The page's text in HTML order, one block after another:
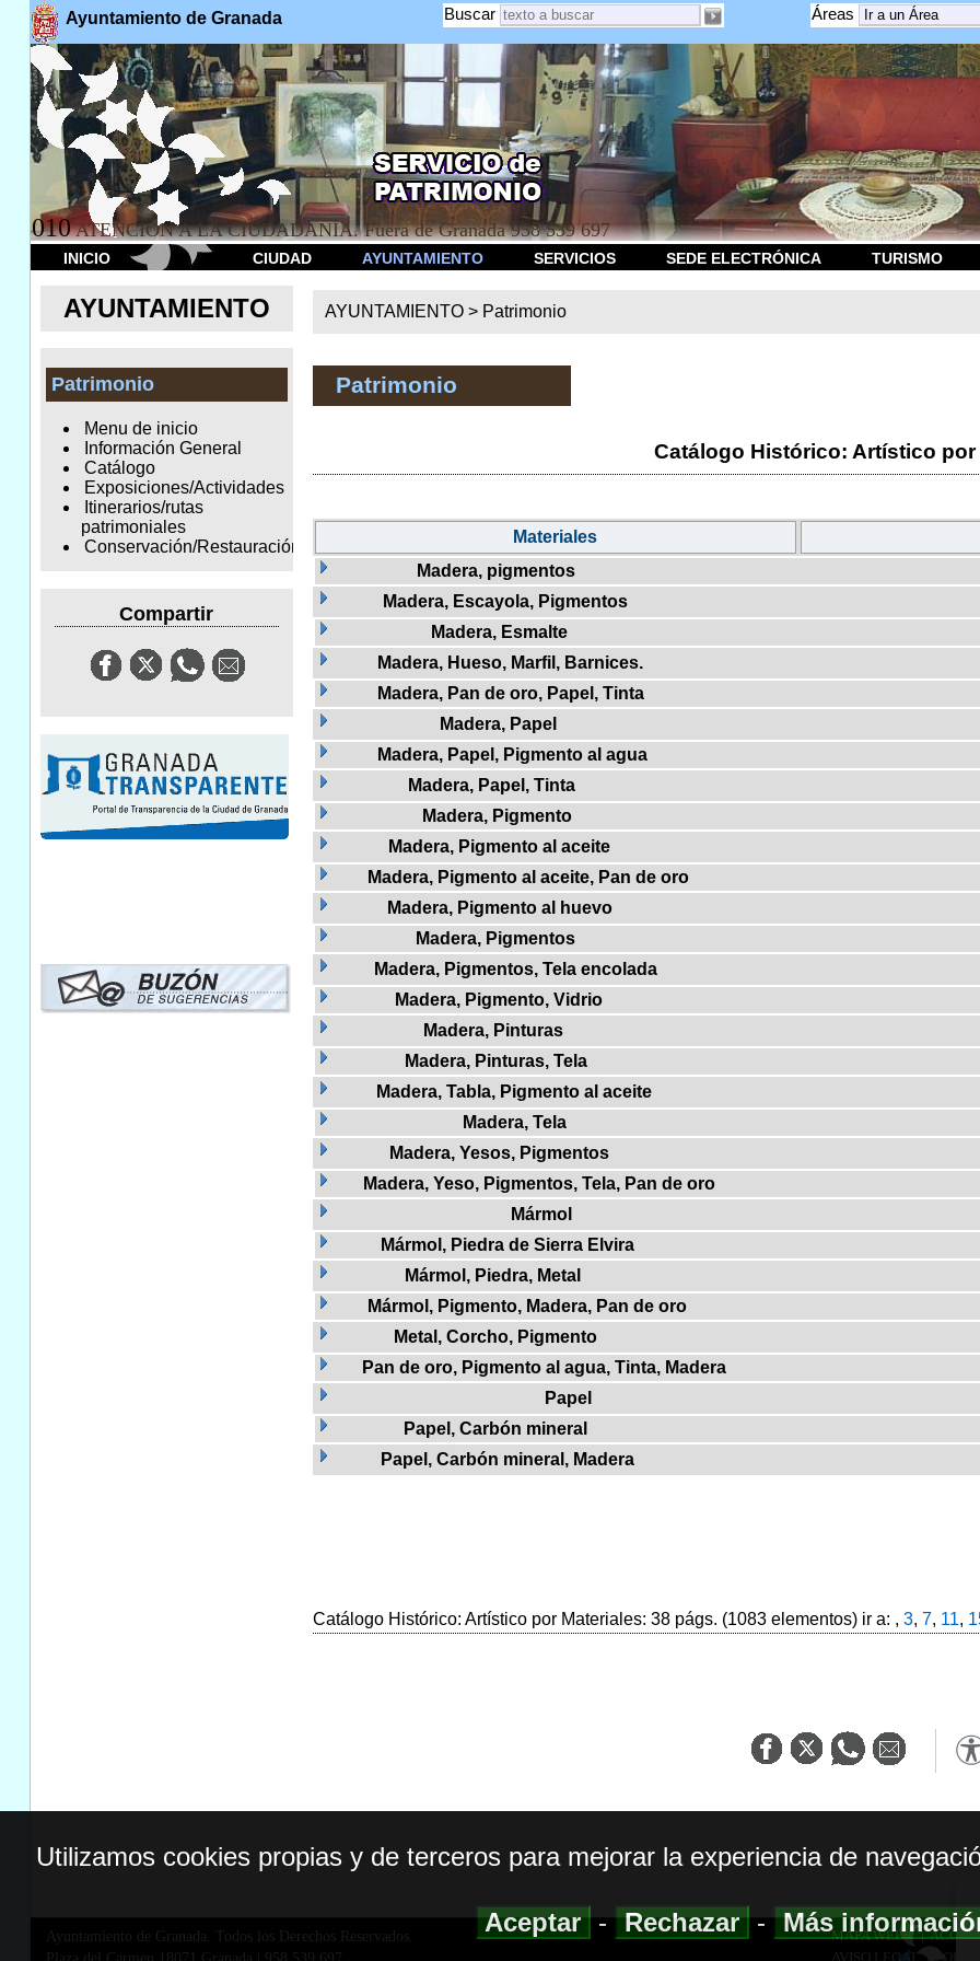
Ayuntamiento de Granada Áreas
Buscar
010 ATENCION A LA CIUDADANÍA. Fuera de Granada 958 539 697
INICIO CIUDAD AYUNTAMIENTO SERVICIOS SEDE ELECTRÓNICA TURISMO
AYUNTAMIENTO
Patrimonio
Menu de inicio
Información General
Catálogo
Exposiciones/Actividades
Itinerarios/rutas
patrimoniales
Conservación/Restauración
Compartir
AYUNTAMIENTO > Patrimonio
Patrimonio
Catálogo Histórico: Artístico por
Materiales
Madera, pigmentos
Madera, Escayola, Pigmentos
Madera, Esmalte
Madera, Hueso, Marfil, Barnices.
Madera, Pan de oro, Papel, Tinta
Madera, Papel
Madera, Papel, Pigmento al agua
Madera, Papel, Tinta
Madera, Pigmento
Madera, Pigmento al aceite
Madera, Pigmento al aceite, Pan de oro
Madera, Pigmento al huevo
Madera, Pigmentos
Madera, Pigmentos, Tela encolada
Madera, Pigmento, Vidrio
Madera, Pinturas
Madera, Pinturas, Tela
Madera, Tabla, Pigmento al aceite
Madera, Tela
Madera, Yesos, Pigmentos
Madera, Yeso, Pigmentos, Tela, Pan de oro
Mármol
Mármol, Piedra de Sierra Elvira
Mármol, Piedra, Metal
Mármol, Pigmento, Madera, Pan de oro
Metal, Corcho, Pigmento
Pan de oro, Pigmento al agua, Tinta, Madera
Papel
Papel, Carbón mineral
Papel, Carbón mineral, Madera
Catálogo Histórico: Artístico por Materiales: 38 págs. (1083 elementos) ir a: , 3, 7, 11,
Ayuntamiento de Granada. Todos los Derechos Reservados.
MAPA WEB|
AVISO LEGAL|
Utilizamos cookies propias y de terceros para mejorar la experiencia de
Aceptar-Rechazar-Más